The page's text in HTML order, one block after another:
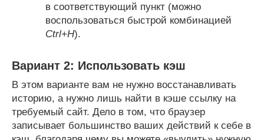
в соответствующий пункт (можно
воспользоваться быстрой комбинацией
Ctrl+H).
Вариант 2: Использовать кэш
В этом варианте вам не нужно восстанавливать
историю, а нужно лишь найти в кэше ссылку на
требуемый сайт. Дело в том, что браузер
записывает большинство ваших действий к себе в